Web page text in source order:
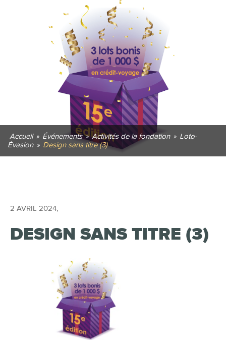
Accueil » Événements » Activités de la fondation » Loto-
Évasion » Design sans titre (3)
2 AVRIL 2024,
DESIGN SANS TITRE (3)